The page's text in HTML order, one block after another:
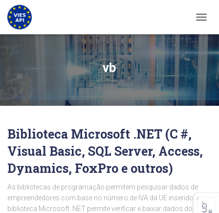
vb
Biblioteca Microsoft .NET (C #,
Visual Basic, SQL Server, Access,
Dynamics, FoxPro e outros)
As bibliotecas de programação permitem pesquisar dados de
empreendedores com base no número de IVA da UE inserido. A
biblioteca Microsoft .NET permite verificar e baixar dados do